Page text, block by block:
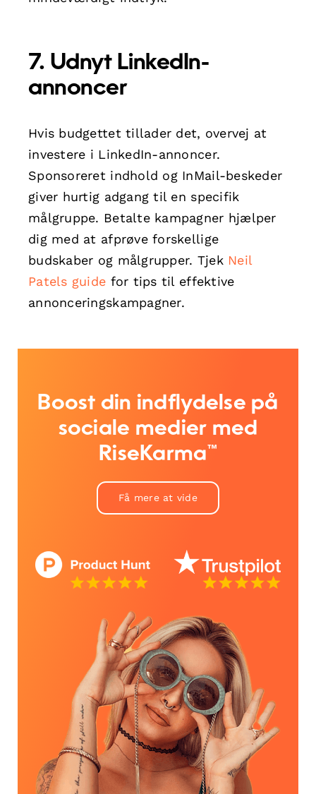
7. Udnyt LinkedIn-
annoncer
Hvis budgettet tillader det, overvej at
investere i LinkedIn-annoncer.
Sponsoreret indhold og InMail-beskeder
giver hurtig adgang til en specifik
målgruppe. Betalte kampagner hjælper
dig med at afprøve forskellige
budskaber og målgrupper. Tjek Neil
Patels guide for tips til effektive
annonceringskampagner.
Boost din indflydelse på
sociale medier med
RiseKarma™
Få mere at vide